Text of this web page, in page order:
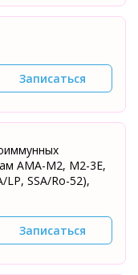
Записаться
АМА-М2, М2-3Е,
LP, SSA/Ro-52),
Записаться